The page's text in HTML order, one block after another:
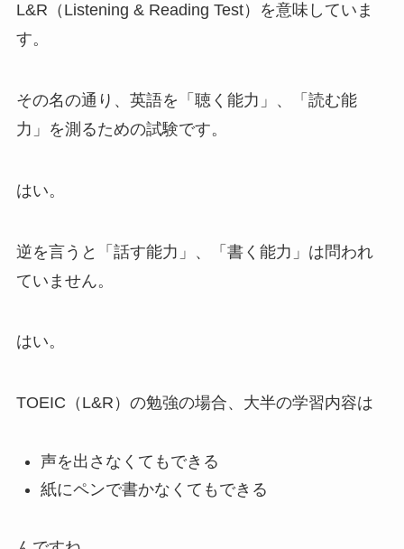
L&R（Listening & Reading Test）を意味していま
す。
その名の通り、英語を「聴く能力」、「読む能
力」を測るための試験です。
はい。
逆を言うと「話す能力」、「書く能力」は問われ
ていません。
はい。
TOEIC（L&R）の勉強の場合、大半の学習内容は
声を出さなくてもできる
紙にペンで書かなくてもできる